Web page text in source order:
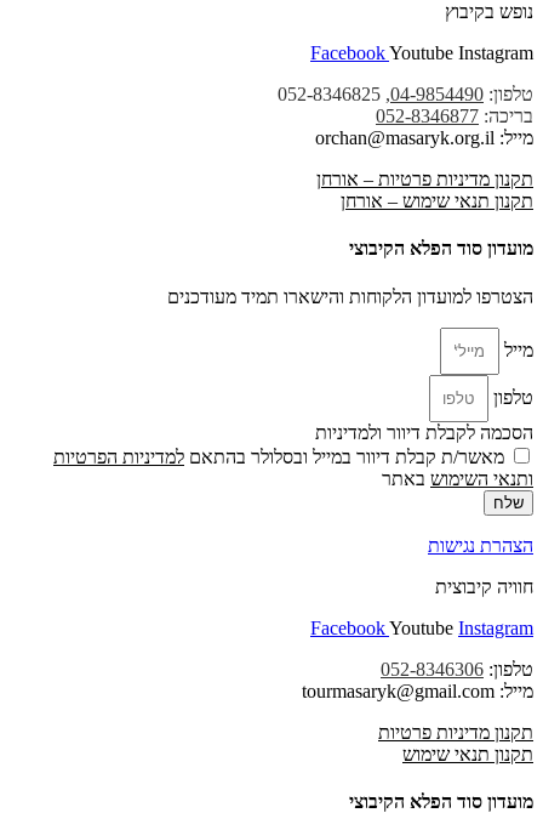
נופש בקיבוץ
FacebookYoutube Instagram
טלפון: 04-9854490
, 052-8346825
בריכה: 052-8346877
מייל: orchan@masaryk.org.il
תקנון מדיניות פרטיות – אורחן
תקנון תנאי שימוש – אורחן
מועדון סוד הפלא הקיבוצי
הצטרפו למועדון הלקוחות והישארו תמיד מעודכנים
מייל
טלפון
הסכמה לקבלת דיוור ולמדיניות
מאשר/ת קבלת דיוור במייל ובסלולר בהתאם למדיניות הפרטיות
ותנאי השימוש באתר
שלח
הצהרת נגישות
חוויה קיבוצית
FacebookYoutube Instagram
טלפון: 052-8346306
מייל: tourmasaryk@gmail.com
תקנון מדיניות פרטיות
תקנון תנאי שימוש
מועדון סוד הפלא הקיבוצי